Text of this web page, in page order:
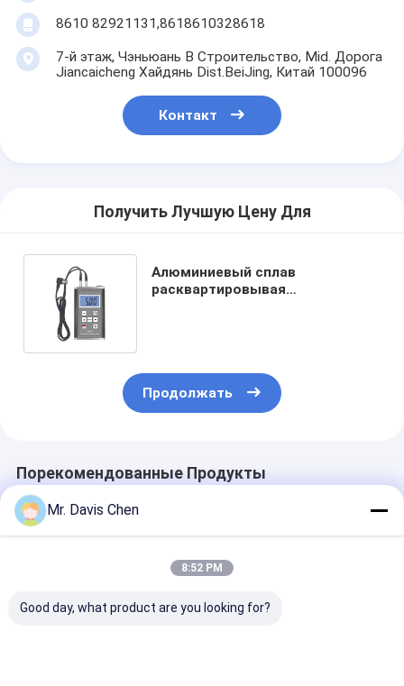
8610 82921131,8618610328618
7-й этаж, Чэньюань B Строительство, Mid. Дорога
Jiancaicheng Хайдянь Dist.BeiJing, Китай 100096
Контакт
Получить Лучшую Цену Для
Алюминиевый сплав
расквартировывая
Продолжать
Порекомендованные Продукты
Mr. Davis Chen
8:52 PM
Good day, what product are you looking for?